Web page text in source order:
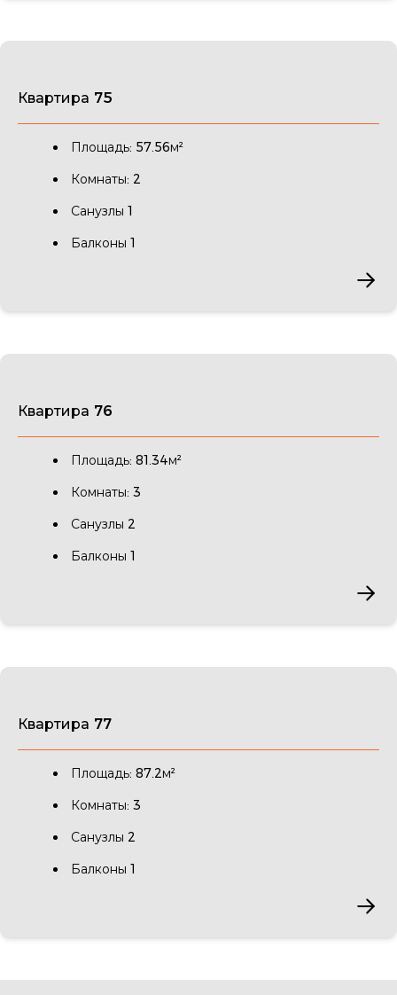
Квартира 75
Площадь: 57.56м²
Комнаты: 2
Санузлы 1
Балконы 1
Квартира 76
Площадь: 81.34м²
Комнаты: 3
Санузлы 2
Балконы 1
Квартира 77
Площадь: 87.2м²
Комнаты: 3
Санузлы 2
Балконы 1